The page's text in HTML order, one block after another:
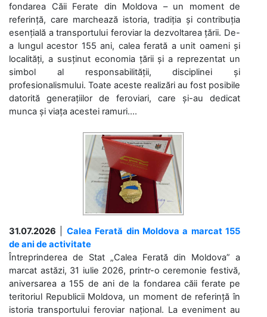
fondarea Căii Ferate din Moldova – un moment de
referință, care marchează istoria, tradiția și contribuția
esențială a transportului feroviar la dezvoltarea țării. De-
a lungul acestor 155 ani, calea ferată a unit oameni și
localități, a susținut economia țării și a reprezentat un
simbol al responsabilității, disciplinei și
profesionalismului. Toate aceste realizări au fost posibile
datorită generațiilor de feroviari, care și-au dedicat
munca și viața acestei ramuri....
31.07.2026
Calea Ferată din Moldova a marcat 155
de ani de activitate
Întreprinderea de Stat „Calea Ferată din Moldova” a
marcat astăzi, 31 iulie 2026, printr-o ceremonie festivă,
aniversarea a 155 de ani de la fondarea căii ferate pe
teritoriul Republicii Moldova, un moment de referință în
istoria transportului feroviar național. La eveniment au